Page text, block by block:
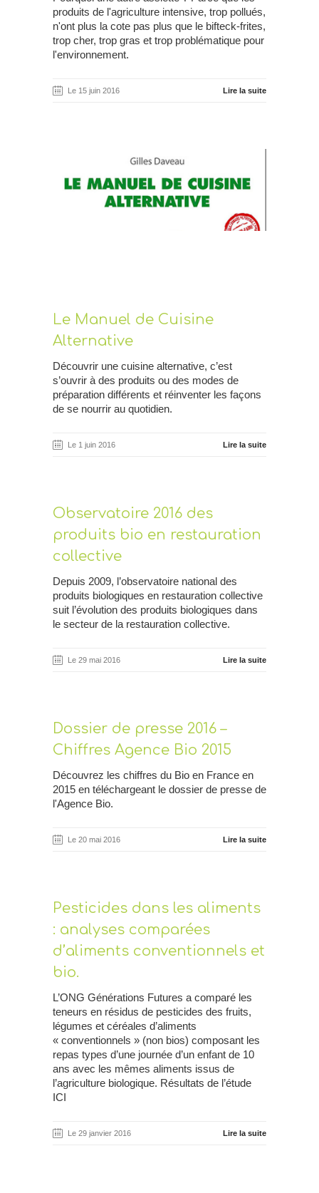
produits de l'agriculture intensive, trop pollués,
n'ont plus la cote pas plus que le bifteck-frites,
trop cher, trop gras et trop problématique pour
l'environnement.
Le 15 juin 2016 Lire la suite
Le Manuel de Cuisine
Alternative
Découvrir une cuisine alternative, c’est
s’ouvrir à des produits ou des modes de
préparation différents et réinventer les façons
de se nourrir au quotidien.
Le 1 juin 2016 Lire la suite
Observatoire 2016 des
produits bio en restauration
collective
Depuis 2009, l’observatoire national des
produits biologiques en restauration collective
suit l’évolution des produits biologiques dans
le secteur de la restauration collective.
Le 29 mai 2016 Lire la suite
Dossier de presse 2016 –
Chiffres Agence Bio 2015
Découvrez les chiffres du Bio en France en
2015 en téléchargeant le dossier de presse de
l'Agence Bio.
Le 20 mai 2016 Lire la suite
Pesticides dans les aliments
: analyses comparées
d’aliments conventionnels et
bio.
L’ONG Générations Futures a comparé les
teneurs en résidus de pesticides des fruits,
légumes et céréales d’aliments
« conventionnels » (non bios) composant les
repas types d’une journée d’un enfant de 10
ans avec les mêmes aliments issus de
l’agriculture biologique. Résultats de l’étude
ICI
Le 29 janvier 2016 Lire la suite